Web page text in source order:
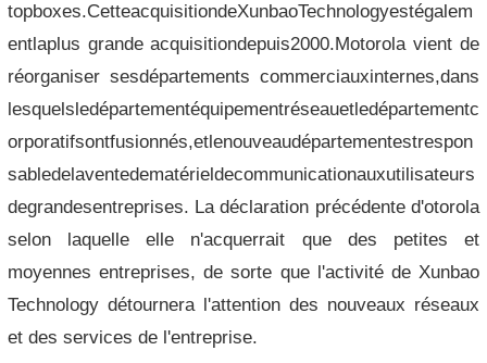
topboxes.CetteacquisitiondeXunbaoTechnologyestégalem
entlaplus grande acquisitiondepuis2000.Motorola vient de
réorganiser sesdépartements commerciauxinternes,dans
lesquelsledépartementéquipementréseauetledépartementc
orporatifsontfusionnés,etlenouveaudépartementestrespon
sabledelaventedematérieldecommunicationauxutilisateurs
degrandesentreprises. La déclaration précédente d'otorola
selon laquelle elle n'acquerrait que des petites et
moyennes entreprises, de sorte que l'activité de Xunbao
Technology détournera l'attention des nouveaux réseaux
et des services de l'entreprise.